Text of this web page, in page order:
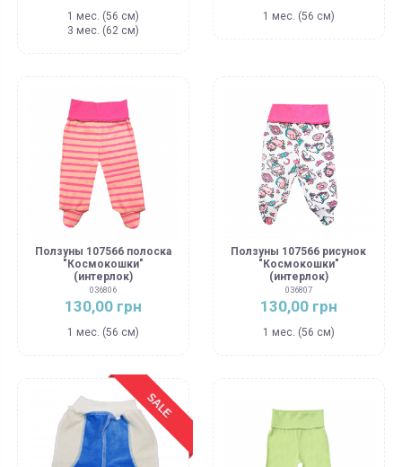
1 мес. (56 см)
3 мес. (62 см)
1 мес. (56 см)
Ползуны 107566 полоска
"Космокошки"
(интерлок)
036806
130,00 грн
1 мес. (56 см)
Ползуны 107566 рисунок
"Космокошки"
(интерлок)
036807
130,00 грн
1 мес. (56 см)
SALE